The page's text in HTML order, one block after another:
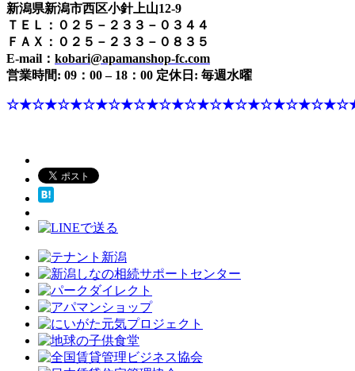
新潟県新潟市西区小針上山12-9
ＴＥＬ：０２５－２３３－０３４４
ＦＡＸ：０２５－２３３－０８３５
E-mail： kobari@apamanshop-fc.com
営業時間: 09：00 – 18：00 定休日: 毎週水曜